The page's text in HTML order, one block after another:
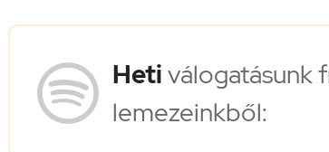
Hetiválogatásunk
lemezeinkből: